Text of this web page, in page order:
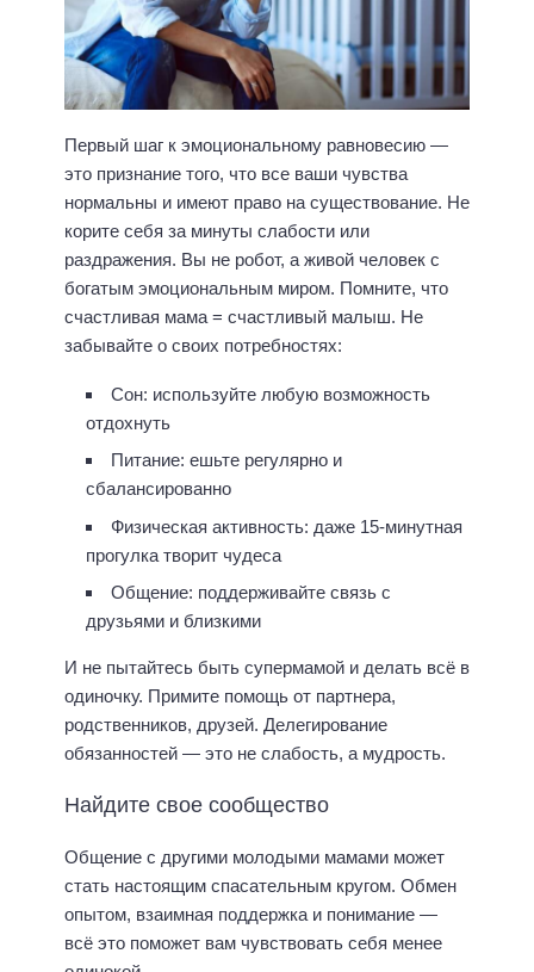
Первый шаг к эмоциональному равновесию —
это признание того, что все ваши чувства
нормальны и имеют право на существование. Не
корите себя за минуты слабости или
раздражения. Вы не робот, а живой человек с
богатым эмоциональным миром. Помните, что
счастливая мама = счастливый малыш. Не
забывайте о своих потребностях:
Сон: используйте любую возможность
отдохнуть
Питание: ешьте регулярно и
сбалансированно
Физическая активность: даже 15-минутная
прогулка творит чудеса
Общение: поддерживайте связь с
друзьями и близкими
И не пытайтесь быть супермамой и делать всё в
одиночку. Примите помощь от партнера,
родственников, друзей. Делегирование
обязанностей — это не слабость, а мудрость.
Найдите свое сообщество
Общение с другими молодыми мамами может
стать настоящим спасательным кругом. Обмен
опытом, взаимная поддержка и понимание —
всё это поможет вам чувствовать себя менее